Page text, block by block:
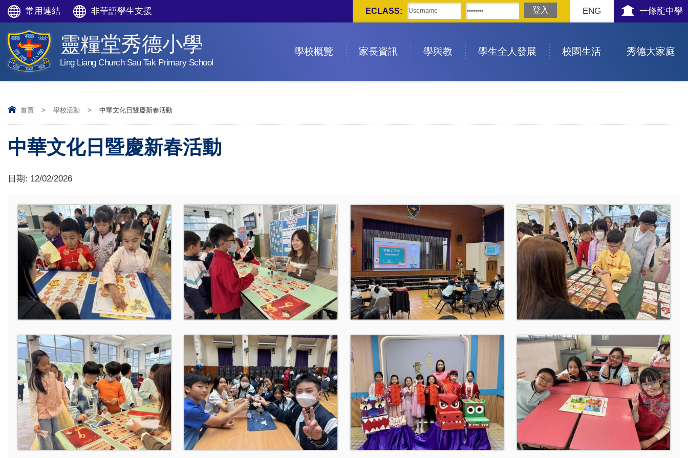
常用連結 非華語學生支援 一條龍中學
ENG
ECLASS:
靈糧堂秀德小學
Ling Liang Church Sau Tak Primary School
學校概覽 家長資訊 學與教 學生全人發展 校園生活 秀德大家庭
首頁 > 學校活動 > 中華文化日暨慶新春活動
中華文化日暨慶新春活動
日期: 12/02/2026